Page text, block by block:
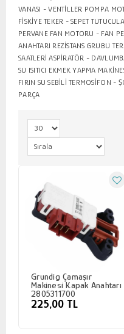
VANASI - VENTİLLER POMPA
FİSKİYE TEKER - SEPET
PERVANE FAN MOTORU - FAN
ANAHTARI REZİSTANS GRUBU
SAATLERİ ASPİRATÖR -
SU ISITICI EKMEK YAPMA
FIRIN SU SEBİLİ TERMOSİFON -
PARÇA
Grundig Çamaşır
Makinesi Kapak Anahtarı
2805311700
225,00 TL